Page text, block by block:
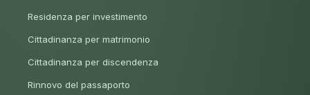
Residenza per investimento
Cittadinanza per matrimonio
Cittadinanza per discendenza
Rinnovo del passaporto